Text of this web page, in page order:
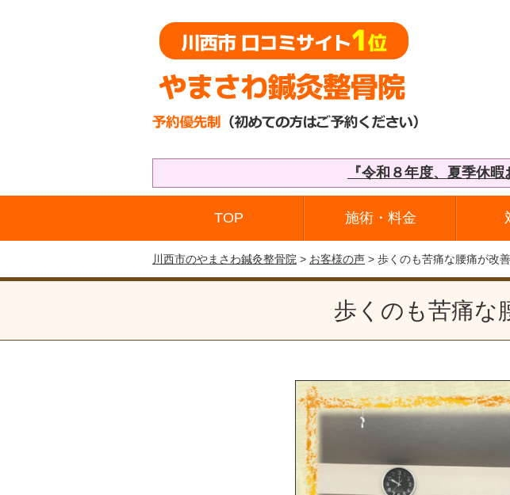
『令和８年度、夏季休
TOP 施術・料金
川西市のやまさわ鍼灸整骨院 > お客様の声 > 歩くのも苦痛な腰痛が改
歩くのも苦痛な